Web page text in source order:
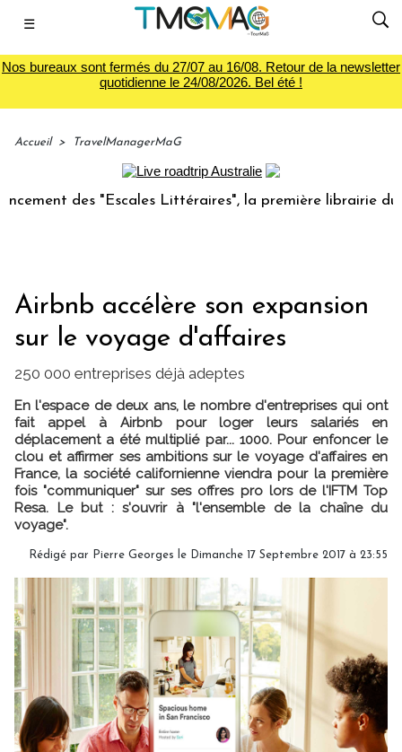
☰
Nos bureaux sont fermés du 27/07 au 16/08. Retour de la newsletter
quotidienne le 24/08/2026. Bel été !
Accueil > TravelManagerMaG
des "Escales Littéraires", la première librairie du voyage
Airbnb accélère son expansion
sur le voyage d'affaires
250 000 entreprises déjà adeptes
En l'espace de deux ans, le nombre d'entreprises qui ont
fait appel à Airbnb pour loger leurs salariés en
déplacement a été multiplié par... 1000. Pour enfoncer le
clou et affirmer ses ambitions sur le voyage d'affaires en
France, la société californienne viendra pour la première
fois "communiquer" sur ses offres pro lors de l'IFTM Top
Resa. Le but : s'ouvrir à "l'ensemble de la chaîne du
voyage".
Rédigé par Pierre Georges le Dimanche 17 Septembre 2017 à 23:55